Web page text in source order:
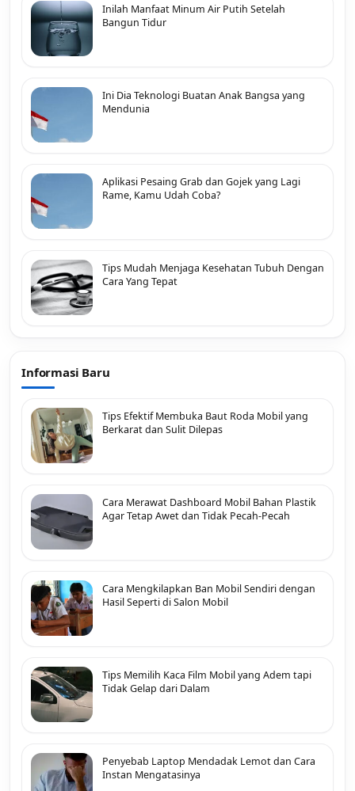
Inilah Manfaat Minum Air Putih Setelah
Bangun Tidur
Ini Dia Teknologi Buatan Anak Bangsa yang
Mendunia
Aplikasi Pesaing Grab dan Gojek yang Lagi
Rame, Kamu Udah Coba?
Tips Mudah Menjaga Kesehatan Tubuh Dengan
Cara Yang Tepat
Informasi Baru
Tips Efektif Membuka Baut Roda Mobil yang
Berkarat dan Sulit Dilepas
Cara Merawat Dashboard Mobil Bahan Plastik
Agar Tetap Awet dan Tidak Pecah-Pecah
Cara Mengkilapkan Ban Mobil Sendiri dengan
Hasil Seperti di Salon Mobil
Tips Memilih Kaca Film Mobil yang Adem tapi
Tidak Gelap dari Dalam
Penyebab Laptop Mendadak Lemot dan Cara
Instan Mengatasinya